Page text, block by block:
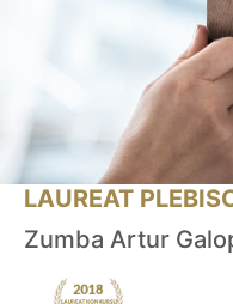
LAUREAT
Zumba Artur